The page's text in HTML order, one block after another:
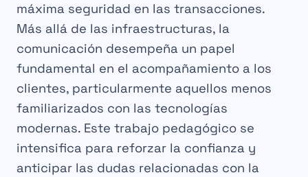
máxima seguridad en las transacciones.
Más allá de las infraestructuras, la
comunicación desempeña un papel
fundamental en el acompañamiento a los
clientes, particularmente aquellos menos
familiarizados con las tecnologías
modernas. Este trabajo pedagógico se
intensifica para reforzar la confianza y
anticipar las dudas relacionadas con la